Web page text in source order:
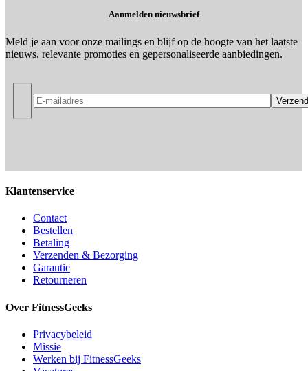
Aanmelden nieuwsbrief
Meld je aan voor onze mailings en blijf op de hoogte van het laatste
nieuws, relevante promoties en gepersonaliseerde aanbiedingen.
Klantenservice
Contact
Bestellen
Betaling
Verzenden & Bezorging
Garantie
Retourneren
Over FitnessGeeks
Privacybeleid
Missie
Werken bij FitnessGeeks